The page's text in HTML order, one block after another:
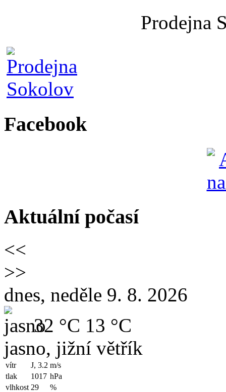
Prodejna
Facebook
Aktuální počasí
<<
>>
dnes, neděle 9. 8. 2026
32 °C 13 °C
jasno, jižní větřík
vítr J, 3.2 m/s
tlak
1017 hPa
vlhkost 29 %